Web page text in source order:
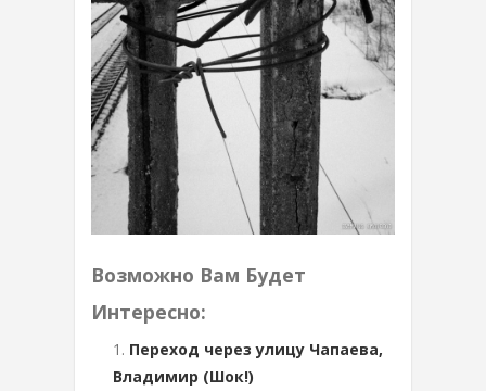
Возможно Вам Будет
Интересно:
Переход через улицу Чапаева,
Владимир (Шок!)